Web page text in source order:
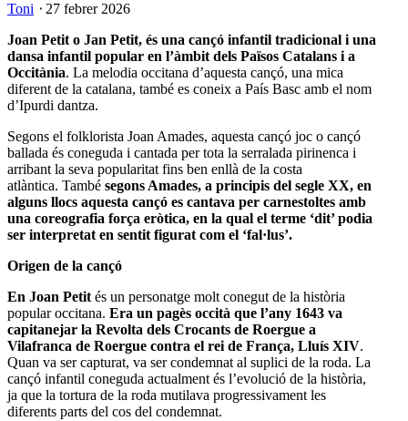
Toni ⋅ 27 febrer 2026
Joan Petit o Jan Petit, és una cançó infantil tradicional i una
dansa infantil popular en l’àmbit dels Països Catalans i a
Occitània. La melodia occitana d’aquesta cançó, una mica
diferent de la catalana, també es coneix a País Basc amb el nom
d’Ipurdi dantza.
Segons el folklorista Joan Amades, aquesta cançó joc o cançó
ballada és coneguda i cantada per tota la serralada pirinenca i
arribant la seva popularitat fins ben enllà de la costa
atlàntica. També segons Amades, a principis del segle XX, en
alguns llocs aquesta cançó es cantava per carnestoltes amb
una coreografia força eròtica, en la qual el terme ‘dit’ podia
ser interpretat en sentit figurat com el ‘fal·lus’.
Origen de la cançó
En Joan Petit és un personatge molt conegut de la història
popular occitana. Era un pagès occità que l’any 1643 va
capitanejar la Revolta dels Crocants de Roergue a
Vilafranca de Roergue contra el rei de França, Lluís XIV.
Quan va ser capturat, va ser condemnat al suplici de la roda. La
cançó infantil coneguda actualment és l’evolució de la història,
ja que la tortura de la roda mutilava progressivament les
diferents parts del cos del condemnat.